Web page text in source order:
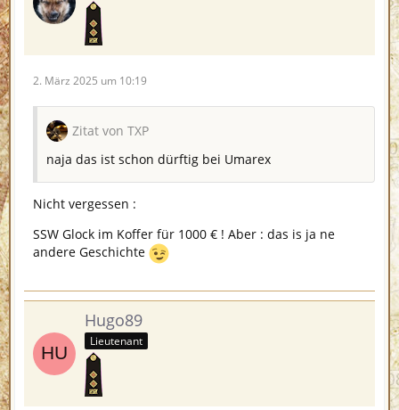
2. März 2025 um 10:19
Zitat von TXP
naja das ist schon dürftig bei Umarex
Nicht vergessen :
SSW Glock im Koffer für 1000 € ! Aber : das is ja ne
andere Geschichte
Hugo89
Lieutenant